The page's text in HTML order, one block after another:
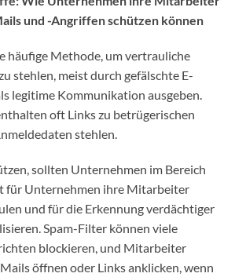
und -Angriffen schützen können
häufige Methode, um vertrauliche
stehlen, meist durch gefälschte E-
legitime Kommunikation ausgeben.
oft Links zu betrügerischen
stehlen.
sollten Unternehmen im Bereich
für Unternehmen ihre Mitarbeiter
und für die Erkennung verdächtiger
Spam-Filter können viele
blockieren, und Mitarbeiter
öffnen oder Links anklicken, wenn